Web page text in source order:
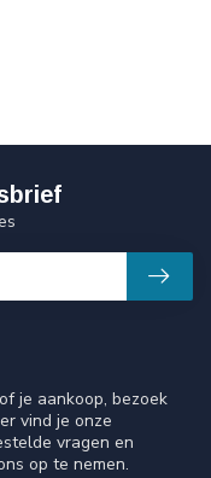
je aankoop, bezoek
vind je onze
vragen en
op te nemen.